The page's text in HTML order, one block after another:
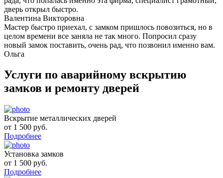
дверь открыл быстро.
Валентина Викторовна
Мастер быстро приехал, с замком пришлось повозиться, но в
целом времени все заняла не так много. Попросил сразу
новый замок поставить, очень рад, что позвонил именно вам.
Ольга
Услуги по аварийному вскрытию
замков и ремонту дверей
Вскрытие металлических дверей
от 1 500 руб.
Подробнее
Установка замков
от 1 500 руб.
Подробнее